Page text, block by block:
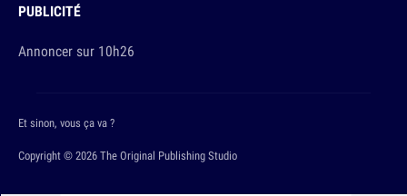
PUBLICITÉ
Annoncer sur 10h26
Copyright © 2026 The Original Publishing Studio
Et sinon, vous ça va ?